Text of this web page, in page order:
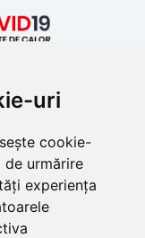
uri
cookie-
urmărire
experiența